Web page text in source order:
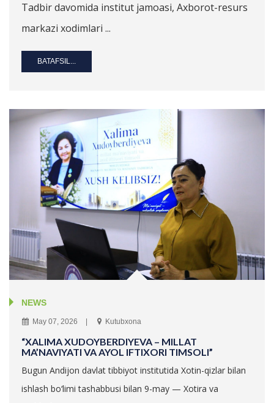
Tadbir davomida institut jamoasi, Axborot-resurs
markazi xodimlari ...
BATAFSIL...
NEWS
May 07, 2026 Kutubxona
“XALIMA XUDOYBERDIYEVA – MILLAT
MA’NAVIYATI VA AYOL IFTIXORI TIMSOLI”
Bugun Andijon davlat tibbiyot institutida Xotin-qizlar bilan
ishlash bo‘limi tashabbusi bilan 9-may — Xotira va